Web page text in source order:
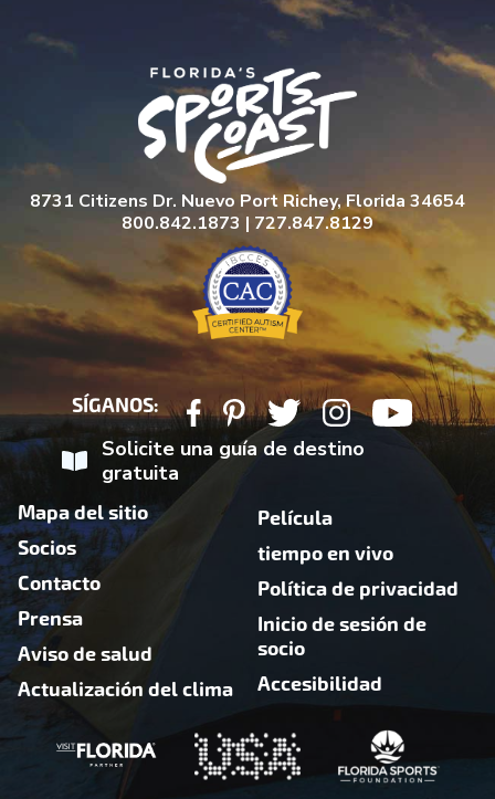
8731 Citizens Dr. Nuevo Port Richey, Florida 34654
800.842.1873 | 727.847.8129
SÍGANOS:
Solicite una guía de destino
gratuita
Mapa del sitio
Socios
Contacto
Prensa
Aviso de salud
Actualización del clima
Película
tiempo en vivo
Política de privacidad
Inicio de sesión de
socio
Accesibilidad